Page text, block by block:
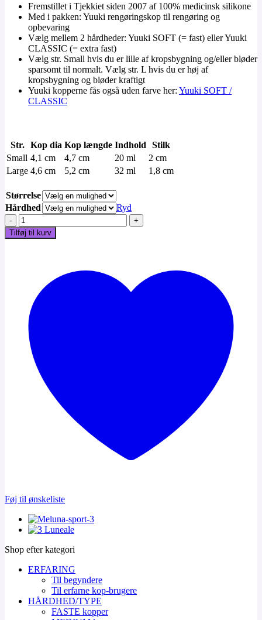
Fremstillet i Tjekkiet siden 2007 af 100% medicinsk silikone
Med i pakken: Yuuki rengøringskop til rengøring og
opbevaring
Vælg mellem 2 hårdheder: Yuuki SOFT (= fast) eller Yuuki
CLASSIC (= extra fast)
Vælg str. Small hvis du er lille af kropsbygning og/eller bløder
sparsomt til normalt. Vælg str. L hvis du er høj af
kropsbygning og bløder kraftigt
Yuuki kopperne fås også uden farve her: Yuuki SOFT /
CLASSIC
Str. Kop dia Kop længde Indhold
Stilk
Small 4,1 cm 4,7 cm 20 ml
2 cm
Large 4,6 cm 5,2 cm 32 ml 1,8 cm
Størrelse
Hårdhed
Ryd
Yuuki
RAINBOW
antal
Tilføj til kurv
Føj til ønskeliste
Shop efter kategori
ERFARING
Til begyndere
Til erfarne kop-brugere
HÅRDHED/TYPE
FASTE kopper